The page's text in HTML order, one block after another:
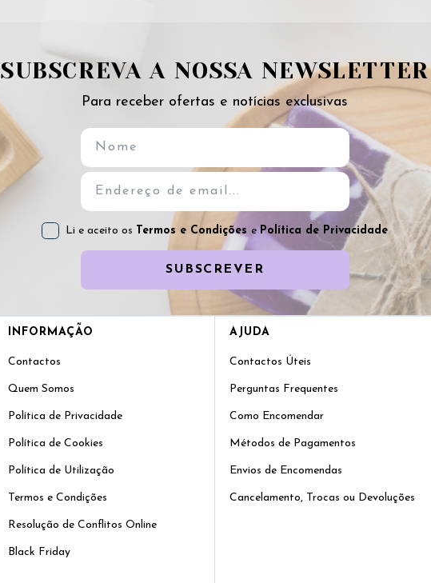
SUBSCREVA A NOSSA NEWSLETTER
Para receber ofertas e notícias exclusivas
Li e aceito os Termos e CondiçõesePolítica de Privacidade
SUBSCREVER
INFORMAÇÃO
Contactos
Quem Somos
Política de Privacidade
Política de Cookies
Política de Utilização
Termos e Condições
Resolução de Conflitos Online
Black Friday
AJUDA
Contactos Úteis
Perguntas Frequentes
Como Encomendar
Métodos de Pagamentos
Envios de Encomendas
Cancelamento, Trocas ou Devoluções